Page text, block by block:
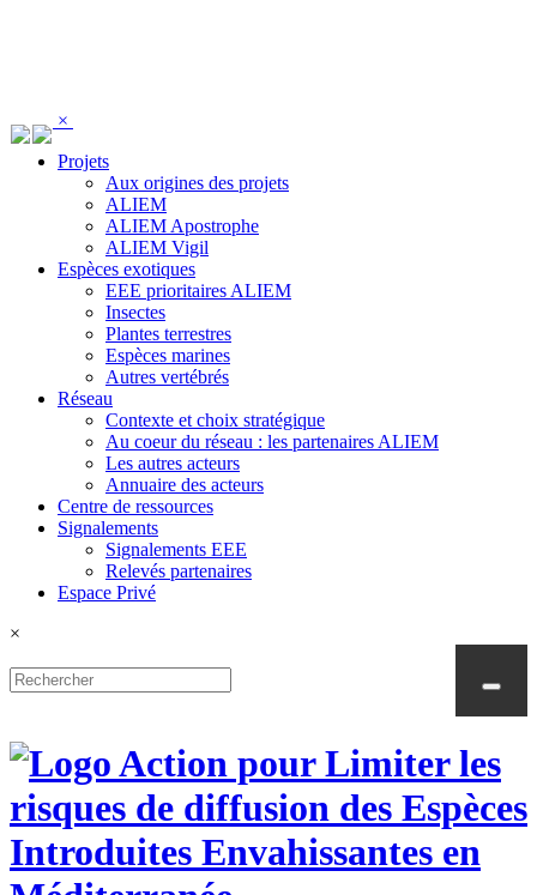
×
Projets
Aux origines des projets
ALIEM
ALIEM Apostrophe
ALIEM Vigil
Espèces exotiques
EEE prioritaires ALIEM
Insectes
Plantes terrestres
Espèces marines
Autres vertébrés
Réseau
Contexte et choix stratégique
Au coeur du réseau : les partenaires ALIEM
Les autres acteurs
Annuaire des acteurs
Centre de ressources
Signalements
Signalements EEE
Relevés partenaires
Espace Privé
×